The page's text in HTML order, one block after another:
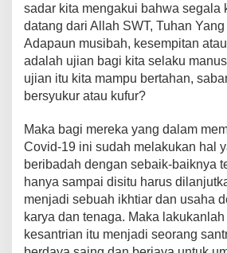
sadar kita mengakui bahwa segala
datang dari Allah SWT, Tuhan
Adapaun musibah, kesempitan
adalah ujian bagi kita selaku
ujian itu kita mampu bertahan,
bersyukur atau kufur?
Maka bagi mereka yang dalam
Covid-19 ini sudah melakukan hal
beribadah dengan sebaik-baiknya
hanya sampai disitu harus
menjadi sebuah ikhtiar dan usaha
karya dan tenaga. Maka
kesantrian itu menjadi seorang